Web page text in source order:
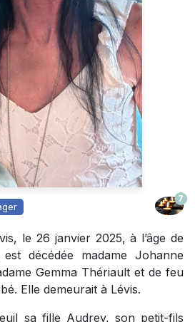
7
le 26 janvier 2025, à l’âge de
décédée madame Johanne
Gemma Thériault et de feu
Elle demeurait à Lévis.
sa fille Audrey, son petit-fils